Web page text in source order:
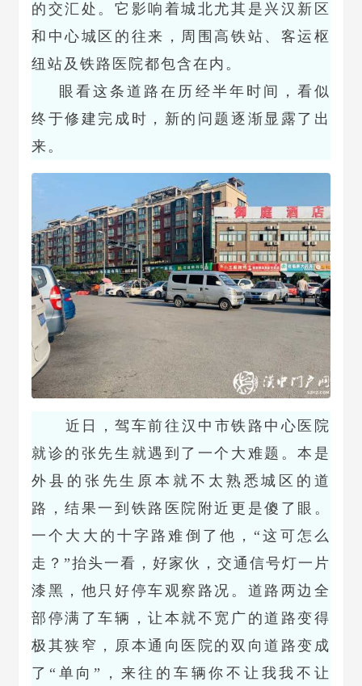
的交汇处。它影响着城北尤其是兴汉新区
和中心城区的往来，周围高铁站、客运枢
纽站及铁路医院都包含在内。
眼看这条道路在历经半年时间，看似
终于修建完成时，新的问题逐渐显露了出
来。
近日，驾车前往汉中市铁路中心医院
就诊的张先生就遇到了一个大难题。本是
外县的张先生原本就不太熟悉城区的道
路，结果一到铁路医院附近更是傻了眼。
一个大大的十字路难倒了他，“这可怎么
走？”抬头一看，好家伙，交通信号灯一片
漆黑，他只好停车观察路况。道路两边全
部停满了车辆，让本就不宽广的道路变得
极其狭窄，原本通向医院的双向道路变成
了“单向”，来往的车辆你不让我我不让